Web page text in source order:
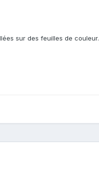
sur des feuilles de couleur.